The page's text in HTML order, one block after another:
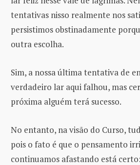
tentativas nisso realmente nos
persistimos obstinadamente
outra escolha.
Sim, a nossa última tentativa de
verdadeiro lar aqui falhou, mas
próxima alguém terá sucesso.
No entanto, na visão do Curso,
pois o fato é que o pensamento
continuamos afastando está